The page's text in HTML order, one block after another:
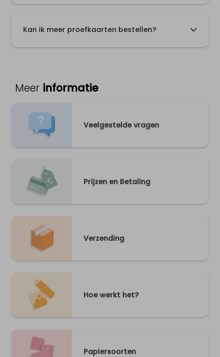
Kan ik meer proefkaarten bestellen?
Meer informatie
Veelgestelde vragen
Prijzen en Betaling
Verzending
Hoe werkt het?
Papiersoorten